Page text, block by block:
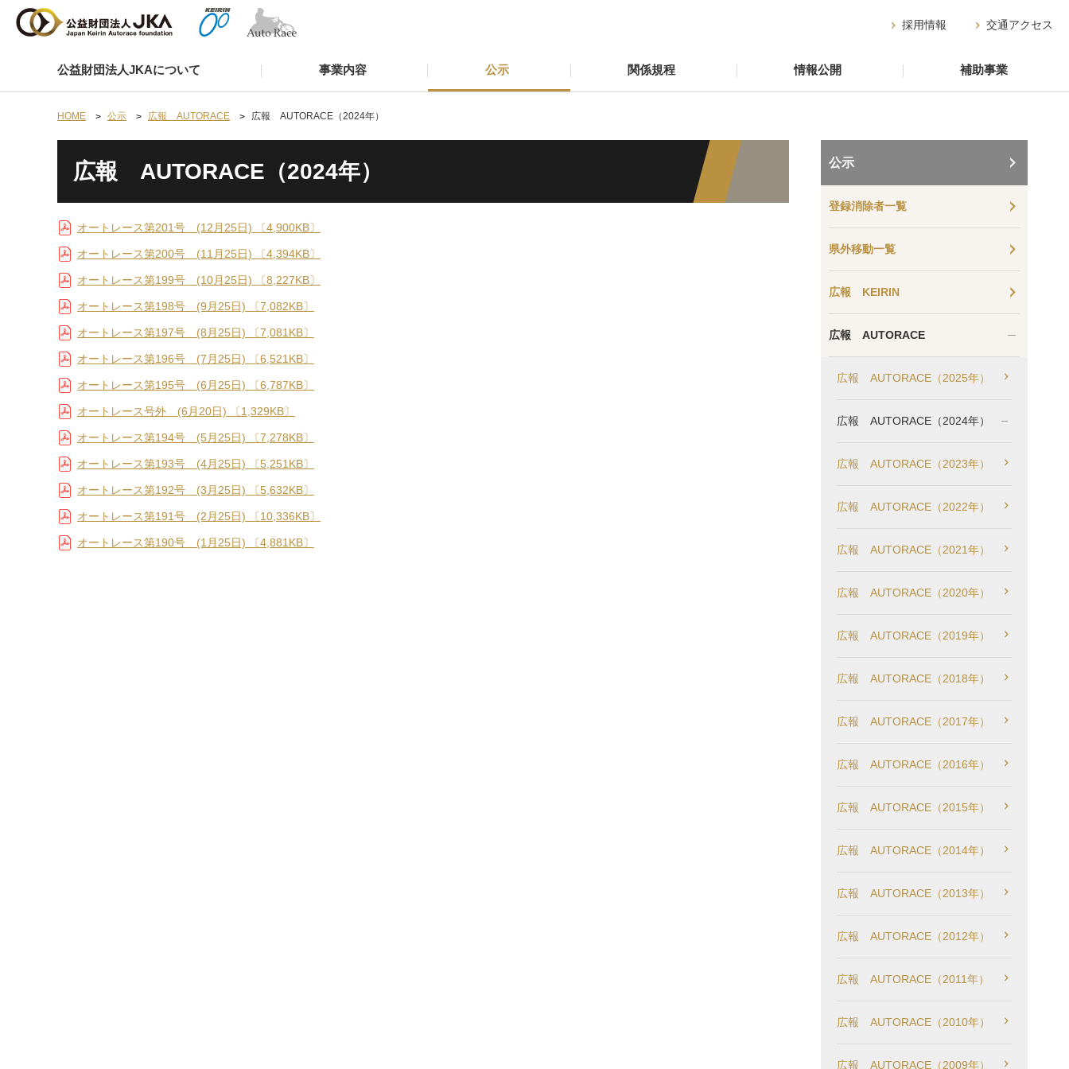
公益財団法人JKAについて 事業内容 公示 関係規程 情報公開 補助事業
採用情報 交通アクセス
HOME 公示 広報 AUTORACE 広報 AUTORACE（2024年）
広報 AUTORACE（2024年）
オートレース第201号 (12月25日) 〔4,900KB〕
オートレース第200号 (11月25日) 〔4,394KB〕
オートレース第199号 (10月25日) 〔8,227KB〕
オートレース第198号 (9月25日) 〔7,082KB〕
オートレース第197号 (8月25日) 〔7,081KB〕
オートレース第196号 (7月25日) 〔6,521KB〕
オートレース第195号 (6月25日) 〔6,787KB〕
オートレース号外 (6月20日) 〔1,329KB〕
オートレース第194号 (5月25日) 〔7,278KB〕
オートレース第193号 (4月25日) 〔5,251KB〕
オートレース第192号 (3月25日) 〔5,632KB〕
オートレース第191号 (2月25日) 〔10,336KB〕
オートレース第190号 (1月25日) 〔4,881KB〕
公示
登録消除者一覧
県外移動一覧
広報 KEIRIN
広報 AUTORACE
広報 AUTORACE（2025年）
広報 AUTORACE（2024年）
広報 AUTORACE（2023年）
広報 AUTORACE（2022年）
広報 AUTORACE（2021年）
広報 AUTORACE（2020年）
広報 AUTORACE（2019年）
広報 AUTORACE（2018年）
広報 AUTORACE（2017年）
広報 AUTORACE（2016年）
広報 AUTORACE（2015年）
広報 AUTORACE（2014年）
広報 AUTORACE（2013年）
広報 AUTORACE（2012年）
広報 AUTORACE（2011年）
広報 AUTORACE（2010年）
広報 AUTORACE（2009年）